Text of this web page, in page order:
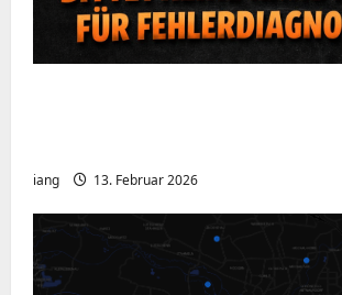
iang 13. Februar 2026